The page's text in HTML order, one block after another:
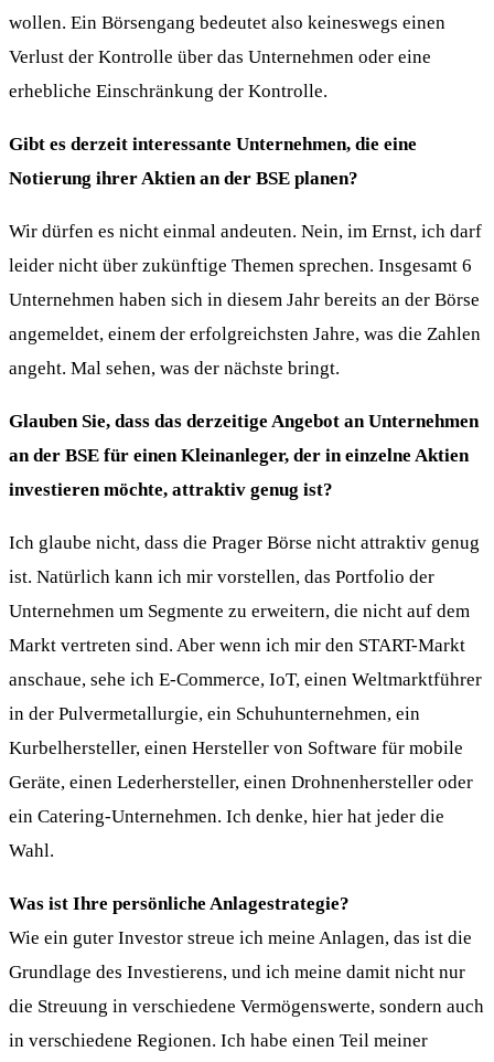
wollen. Ein Börsengang bedeutet also keineswegs einen
Verlust der Kontrolle über das Unternehmen oder eine
erhebliche Einschränkung der Kontrolle.
Gibt es derzeit interessante Unternehmen, die eine
Notierung ihrer Aktien an der BSE planen?
Wir dürfen es nicht einmal andeuten. Nein, im Ernst, ich darf
leider nicht über zukünftige Themen sprechen. Insgesamt 6
Unternehmen haben sich in diesem Jahr bereits an der Börse
angemeldet, einem der erfolgreichsten Jahre, was die Zahlen
angeht. Mal sehen, was der nächste bringt.
Glauben Sie, dass das derzeitige Angebot an Unternehmen
an der BSE für einen Kleinanleger, der in einzelne Aktien
investieren möchte, attraktiv genug ist?
Ich glaube nicht, dass die Prager Börse nicht attraktiv genug
ist. Natürlich kann ich mir vorstellen, das Portfolio der
Unternehmen um Segmente zu erweitern, die nicht auf dem
Markt vertreten sind. Aber wenn ich mir den START-Markt
anschaue, sehe ich E-Commerce, IoT, einen Weltmarktführer
in der Pulvermetallurgie, ein Schuhunternehmen, ein
Kurbelhersteller, einen Hersteller von Software für mobile
Geräte, einen Lederhersteller, einen Drohnenhersteller oder
ein Catering-Unternehmen. Ich denke, hier hat jeder die
Wahl.
Was ist Ihre persönliche Anlagestrategie?
Wie ein guter Investor streue ich meine Anlagen, das ist die
Grundlage des Investierens, und ich meine damit nicht nur
die Streuung in verschiedene Vermögenswerte, sondern auch
in verschiedene Regionen. Ich habe einen Teil meiner